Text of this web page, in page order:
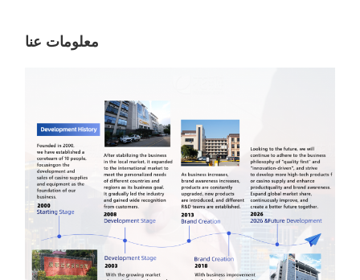
معلومات عنا